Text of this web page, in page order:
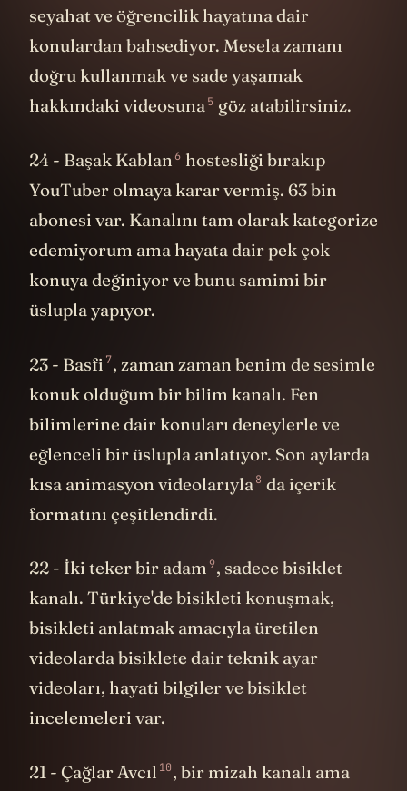
seyahat ve öğrencilik hayatına dair
konulardan bahsediyor. Mesela zamanı
doğru kullanmak ve sade yaşamak
hakkındaki videosuna5 göz atabilirsiniz.
24 - Başak Kablan6 hostesliği bırakıp
YouTuber olmaya karar vermiş. 63 bin
abonesi var. Kanalını tam olarak kategorize
edemiyorum ama hayata dair pek çok
konuya değiniyor ve bunu samimi bir
üslupla yapıyor.
23 - Basfi 7, zaman zaman benim de sesimle
konuk olduğum bir bilim kanalı. Fen
bilimlerine dair konuları deneylerle ve
eğlenceli bir üslupla anlatıyor. Son aylarda
kısa animasyon videolarıyla 8 da içerik
formatını çeşitlendirdi.
22 - İki teker bir adam 9, sadece bisiklet
kanalı. Türkiye'de bisikleti konuşmak,
bisikleti anlatmak amacıyla üretilen
videolarda bisiklete dair teknik ayar
videoları, hayati bilgiler ve bisiklet
incelemeleri var.
21 - Çağlar Avcıl 10, bir mizah kanalı ama